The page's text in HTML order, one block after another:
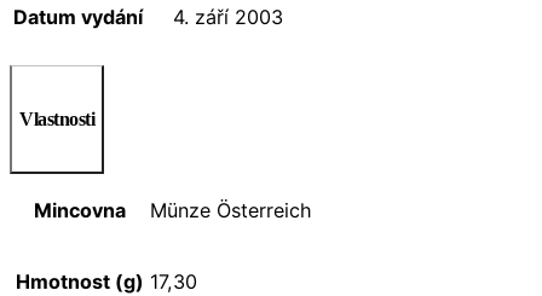
Datum vydání
4. září 2003
Vlastnosti
Mincovna Münze Österreich
Hmotnost (g) 17,30